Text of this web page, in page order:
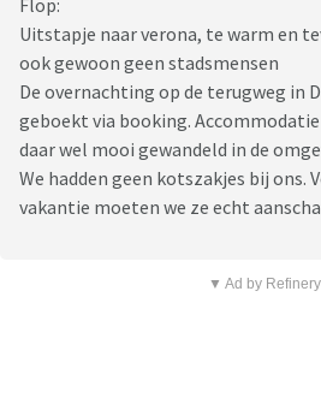
Flop:
Uitstapje naar verona, te warm en
ook gewoon geen stadsmensen
De overnachting op de terugweg in
geboekt via booking.
daar wel mooi gewandeld in de
We hadden geen kotszakjes bij ons.
vakantie moeten we ze echt
▼ Ad by